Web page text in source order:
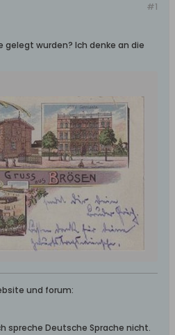
#1
gelegt wurden? Ich denke an die
und forum:
spreche Deutsche Sprache nicht.